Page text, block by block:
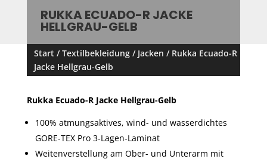
RUKKA ECUADO-R JACKE
HELLGRAU-GELB
Start /Textilbekleidung/ Jacken / Rukka Ecuado-R
Jacke Hellgrau-Gelb
Rukka Ecuado-R Jacke Hellgrau-Gelb
100% atmungsaktives, wind- und wasserdichtes
GORE-TEX Pro 3-Lagen-Laminat
Weitenverstellung am Ober- und Unterarm mit